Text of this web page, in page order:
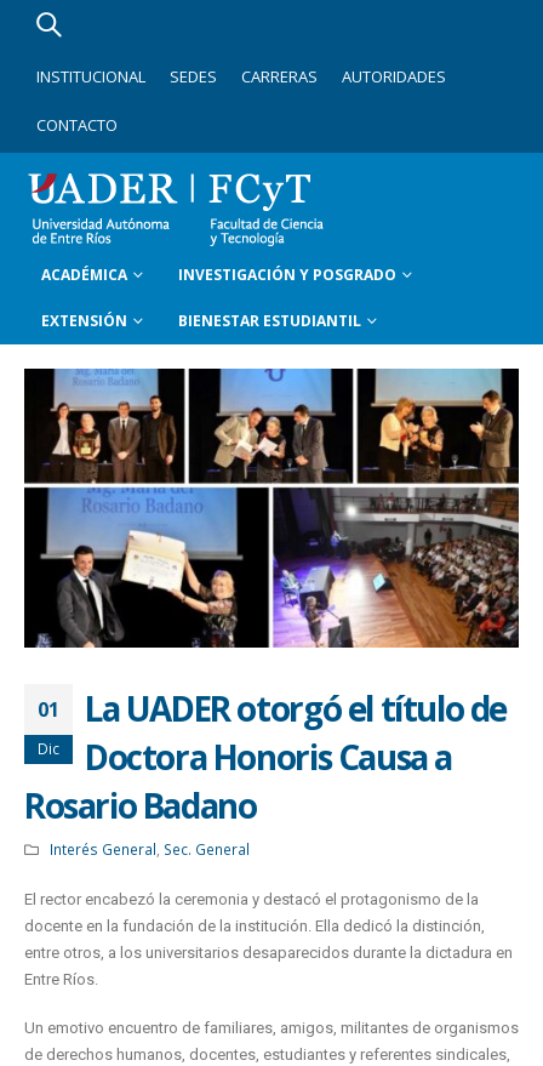
INSTITUCIONAL SEDES CARRERAS AUTORIDADES
CONTACTO
ACADÉMICA INVESTIGACIÓN Y POSGRADO
EXTENSIÓN BIENESTAR ESTUDIANTIL
01
Dic
La UADER otorgó el título de
Doctora Honoris Causa a
Rosario Badano
Interés General Sec. General
El rector encabezó la ceremonia y destacó el protagonismo de la
docente en la fundación de la institución. Ella dedicó la distinción,
entre otros, a los universitarios desaparecidos durante la dictadura en
Entre Ríos.
Un emotivo encuentro de familiares, amigos, militantes de organismos
de derechos humanos, docentes, estudiantes y referentes sindicales,